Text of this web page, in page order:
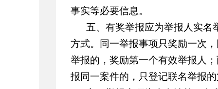
事实等必要信息。
五、有奖举报应为举报人实名
方式。同一举报事项只奖励一次
举报的，奖励第一个有效举报人
报同一案件的，只登记联名举报